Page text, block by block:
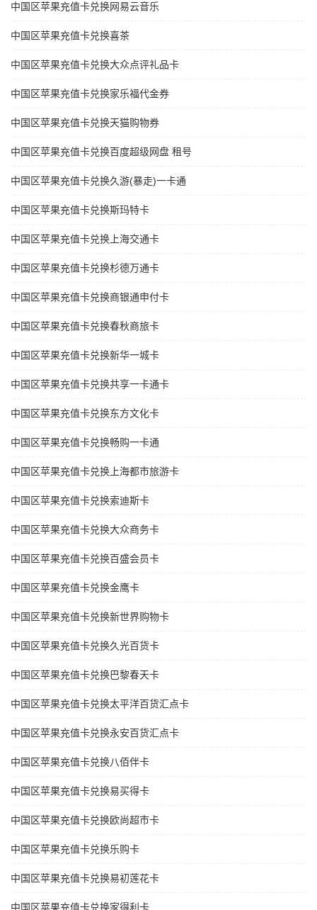
中国区苹果充值卡兑换网易云音乐
中国区苹果充值卡兑换喜茶
中国区苹果充值卡兑换大众点评礼品卡
中国区苹果充值卡兑换家乐福代金券
中国区苹果充值卡兑换天猫购物券
中国区苹果充值卡兑换百度超级网盘 租号
中国区苹果充值卡兑换久游(暴走)一卡通
中国区苹果充值卡兑换斯玛特卡
中国区苹果充值卡兑换上海交通卡
中国区苹果充值卡兑换杉德万通卡
中国区苹果充值卡兑换商银通申付卡
中国区苹果充值卡兑换春秋商旅卡
中国区苹果充值卡兑换新华一城卡
中国区苹果充值卡兑换共享一卡通卡
中国区苹果充值卡兑换东方文化卡
中国区苹果充值卡兑换畅购一卡通
中国区苹果充值卡兑换上海都市旅游卡
中国区苹果充值卡兑换索迪斯卡
中国区苹果充值卡兑换大众商务卡
中国区苹果充值卡兑换百盛会员卡
中国区苹果充值卡兑换金鹰卡
中国区苹果充值卡兑换新世界购物卡
中国区苹果充值卡兑换久光百货卡
中国区苹果充值卡兑换巴黎春天卡
中国区苹果充值卡兑换太平洋百货汇点卡
中国区苹果充值卡兑换永安百货汇点卡
中国区苹果充值卡兑换八佰伴卡
中国区苹果充值卡兑换易买得卡
中国区苹果充值卡兑换欧尚超市卡
中国区苹果充值卡兑换乐购卡
中国区苹果充值卡兑换易初莲花卡
中国区苹果充值卡兑换家得利卡